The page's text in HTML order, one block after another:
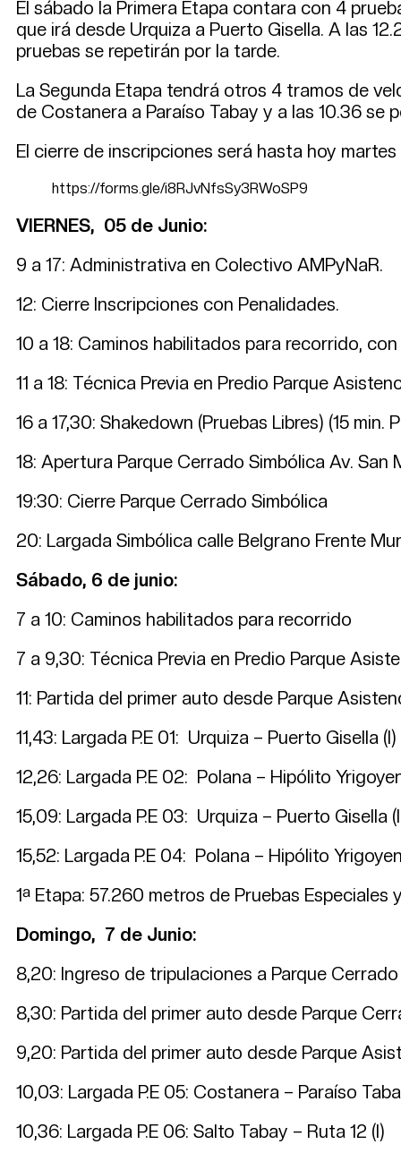
El sábado la Primera Etapa contara con 4
que irá desde Urquiza a Puerto Gisella. A las
pruebas se repetirán por la tarde.
La Segunda Etapa tendrá otros 4 tramos de
de Costanera a Paraíso Tabay y a las 10.36 se
El cierre de inscripciones será hasta hoy
https://forms.gle/i8RJvNfsSy3RWoSP9
VIERNES, 05 de Junio:
9 a 17: Administrativa en Colectivo AMPyNaR.
12: Cierre Inscripciones con Penalidades.
10 a 18: Caminos habilitados para recorrido,
11 a 18: Técnica Previa en Predio Parque
16 a 17,30: Shakedown (Pruebas Libres) (15 min.
18: Apertura Parque Cerrado Simbólica Av. San
19:30: Cierre Parque Cerrado Simbólica
20: Largada Simbólica calle Belgrano Frente
Sábado, 6 de junio:
7 a 10: Caminos habilitados para recorrido
7 a 9,30: Técnica Previa en Predio Parque
11: Partida del primer auto desde Parque
11,43: Largada P.E 01: Urquiza – Puerto Gisella (I)
12,26: Largada P.E 02: Polana – Hipólito
15,09: Largada P.E 03: Urquiza – Puerto Gisella
15,52: Largada P.E 04: Polana – Hipólito
1ª Etapa: 57.260 metros de
Domingo, 7 de Junio:
8,20: Ingreso de tripulaciones a Parque Cerrado
8,30: Partida del primer auto desde Parque
9,20: Partida del primer auto desde Parque
10,03: Largada P.E 05: Costanera –
10,36: Largada P.E 06: Salto Tabay – Ruta 12 (I)